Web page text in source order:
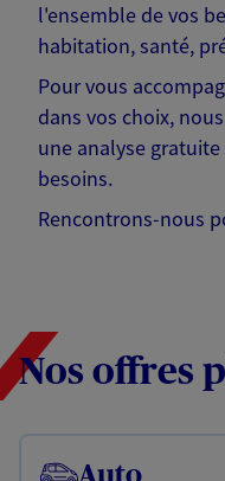
l'ensemble de vos
habitation, santé,
Pour vous
dans vos choix,
une analyse
besoins.
Rencontrons-nous
Nos offres